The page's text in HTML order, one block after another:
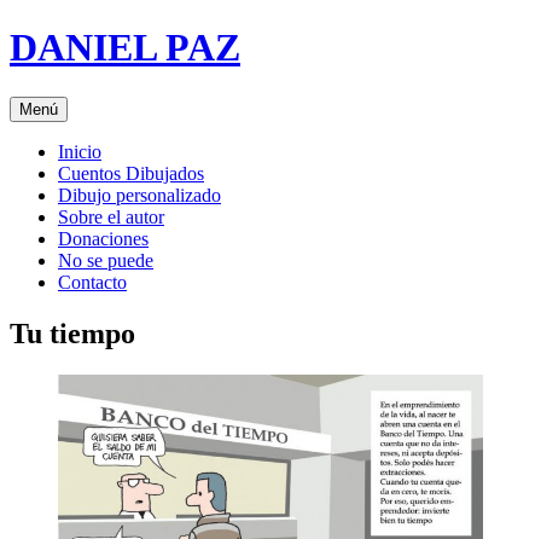
Saltar
al
DANIEL PAZ
Menú
Inicio
Cuentos Dibujados
Dibujo personalizado
Sobre el autor
Donaciones
No se puede
Contacto
Tu tiempo